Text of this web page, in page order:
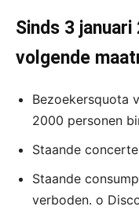
Sinds 3
volgende
Bezoekersquota
2000 personen
Staande
Staande
verboden. o